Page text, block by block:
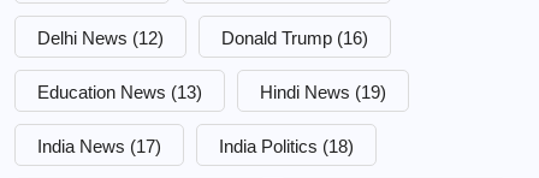
Delhi News (12) Donald Trump (16)
Education News (13) Hindi News (19)
India News (17) India Politics (18)